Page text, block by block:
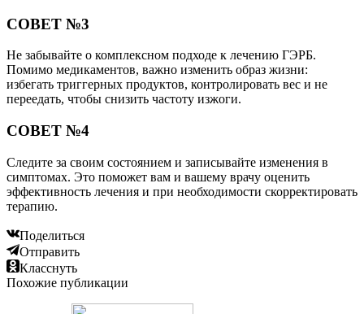
СОВЕТ №3
Не забывайте о комплексном подходе к лечению ГЭРБ.
Помимо медикаментов, важно изменить образ жизни:
избегать триггерных продуктов, контролировать вес и не
переедать, чтобы снизить частоту изжоги.
СОВЕТ №4
Следите за своим состоянием и записывайте изменения в
симптомах. Это поможет вам и вашему врачу оценить
эффективность лечения и при необходимости скорректировать
терапию.
Поделиться
Отправить
Класснуть
Похожие публикации